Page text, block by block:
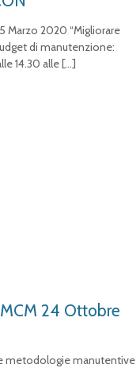
Marzo 2020 “Migliorare
di manutenzione:
14.30 alle[…]
24 Ottobre
metodologie manutentive